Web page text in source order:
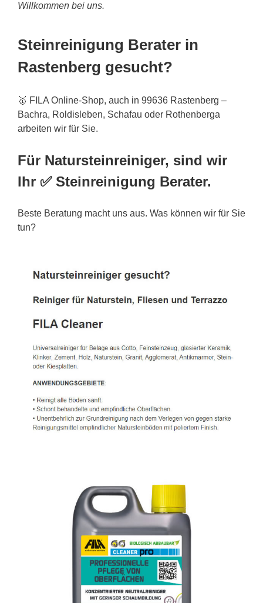
Willkommen bei uns.
Steinreinigung Berater in
Rastenberg gesucht?
🥇 FILA Online-Shop, auch in 99636 Rastenberg –
Bachra, Roldisleben, Schafau oder Rothenberga
arbeiten wir für Sie.
Für Natursteinreiniger, sind wir
Ihr ✅ Steinreinigung Berater.
Beste Beratung macht uns aus. Was können wir für Sie
tun?